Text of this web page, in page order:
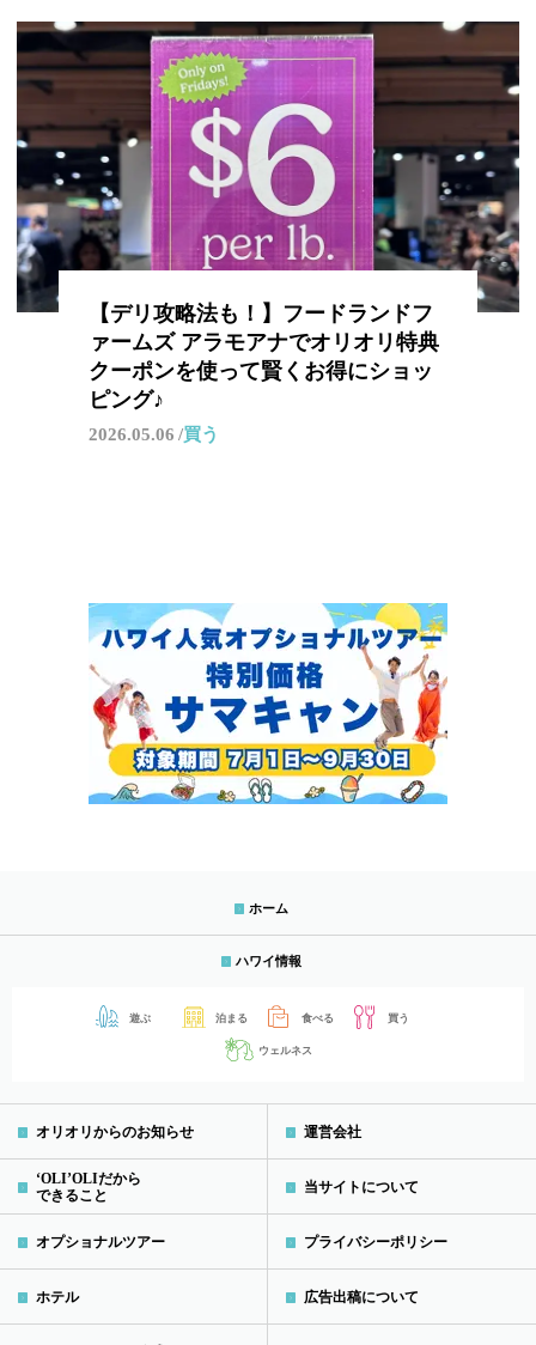
【デリ攻略法も！】フードランドフ
ァームズ アラモアナでオリオリ特典
クーポンを使って賢くお得にショッ
ピング♪
2026.05.06 買う
ホーム
ハワイ情報
遊ぶ 泊まる 食べる 買う
ウェルネス
オリオリからのお知らせ
‘OLI’OLIだから
できること
オプショナルツアー
ホテル
運営会社
当サイトについて
プライバシーポリシー
広告出稿について